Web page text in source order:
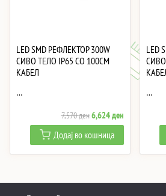
LED SMD РЕФЛЕКТОР 300W
СИВО ТЕЛО IP65 СО 100CM
КАБЕЛ
…
7,570денOriginal
price
was:
7,570 ден.
6,624денCurrent
price
is:
6,624 ден.
Додај во кошница
LED
СИВО
…